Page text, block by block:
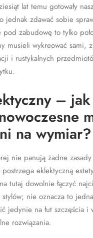
lat temu gotowały
jednak zdawać sobie
zabudowę to tylko
musieli wykreować sami,
i rustykalnych
– jak
na wymiar?
nie panują żadne
postrzega eklektyczną
tutaj dowolnie łączyć
nie oznacza to
jedynie na łut szczęścia i
rozwiązania.